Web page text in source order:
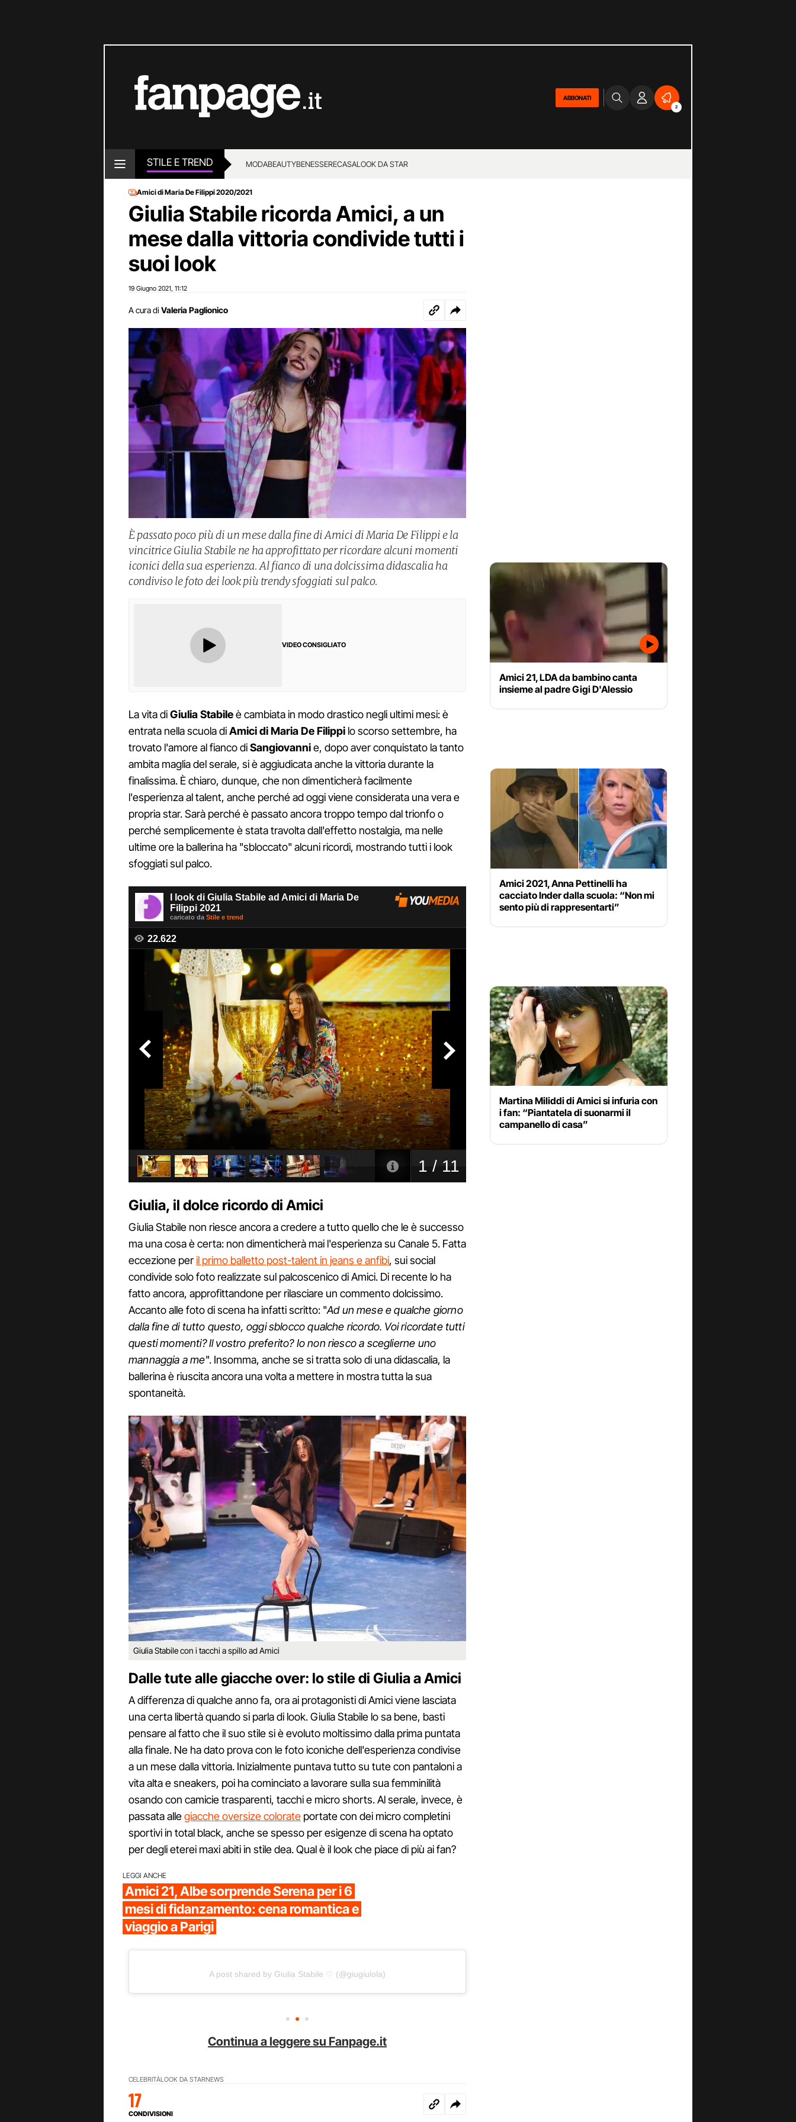
ABBONATI
2
STILE E TREND MODABEAUTYBENESSERECASALOOK DA STAR
Amici di Maria De Filippi 2020/2021
Giulia Stabile ricorda Amici, a un
mese dalla vittoria condivide tutti i
suoi look
19 Giugno 2021 11:12
A cura di Valeria Paglionico
È passato poco più di un mese dalla fine di Amici di Maria De Filippi e la
vincitrice Giulia Stabile ne ha approfittato per ricordare alcuni momenti
iconici della sua esperienza. Al fianco di una dolcissima didascalia ha
condiviso le foto dei look più trendy sfoggiati sul palco.
VIDEO CONSIGLIATO
La vita diGiulia Stabileè cambiata in modo drastico negli ultimi mesi: è
entrata nella scuola diAmici di Maria De Filippi lo scorso settembre, ha
trovato l'amore al fianco diSangiovannie, dopo aver conquistato la tanto
ambita maglia del serale, si è aggiudicata anche la vittoria durante la
finalissima. È chiaro, dunque, che non dimenticherà facilmente
l'esperienza al talent, anche perché ad oggi viene considerata una vera e
propria star. Sarà perché è passato ancora troppo tempo dal trionfo o
perché semplicemente è stata travolta dall'effetto nostalgia, ma nelle
ultime ore la ballerina ha "sbloccato" alcuni ricordi, mostrando tutti i look
sfoggiati sul palco.
Giulia, il dolce ricordo di Amici
Giulia Stabile non riesce ancora a credere a tutto quello che le è successo
ma una cosa è certa: non dimenticherà mai l'esperienza su Canale 5. Fatta
eccezione peril primo balletto post-talent in jeans e anfibi, sui social
condivide solo foto realizzate sul palcoscenico di Amici. Di recente lo ha
fatto ancora, approfittandone per rilasciare un commento dolcissimo.
Accanto alle foto di scena ha infatti scritto: "Ad un mese e qualche giorno
dalla fine di tutto questo, oggi sblocco qualche ricordo. Voi ricordate tutti
questi momenti? Il vostro preferito? Io non riesco a sceglierne uno
mannaggia a me". Insomma, anche se si tratta solo di una didascalia, la
ballerina è riuscita ancora una volta a mettere in mostra tutta la sua
spontaneità.
Giulia Stabile con i tacchi a spillo ad Amici
Dalle tute alle giacche over: lo stile di Giulia a Amici
A differenza di qualche anno fa, ora ai protagonisti di Amici viene lasciata
una certa libertà quando si parla di look. Giulia Stabile lo sa bene, basti
pensare al fatto che il suo stile si è evoluto moltissimo dalla prima puntata
alla finale. Ne ha dato prova con le foto iconiche dell'esperienza condivise
a un mese dalla vittoria. Inizialmente puntava tutto su tute con pantaloni a
vita alta e sneakers, poi ha cominciato a lavorare sulla sua femminilità
osando con camicie trasparenti, tacchi e micro shorts. Al serale, invece, è
passata allegiacche oversize colorate portate con dei micro completini
sportivi in total black, anche se spesso per esigenze di scena ha optato
per degli eterei maxi abiti in stile dea. Qual è il look che piace di più ai fan?
LEGGI ANCHE
Amici 21, Albe sorprende Serena per i 6
mesi di fidanzamento: cena romantica e
viaggio a Parigi
A post shared by Giulia Stabile ♡ (@giugiulola)
Continua a leggere su Fanpage.it
CELEBRITÀLOOK DA STARNEWS
17
CONDIVISIONI
Amici 21, LDA da bambino canta
insieme al padre Gigi D'Alessio
Amici 2021, Anna Pettinelli ha
cacciato Inder dalla scuola: “Non mi
sento più di rappresentarti”
Martina Miliddi di Amici si infuria con
i fan: “Piantatela di suonarmi il
campanello di casa”